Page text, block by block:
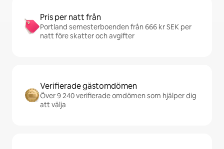
Pris per natt från
Portland semesterboenden från 666 kr SEK per
natt före skatter och avgifter
Verifierade gästomdömen
Över 9 240 verifierade omdömen som hjälper dig
att välja